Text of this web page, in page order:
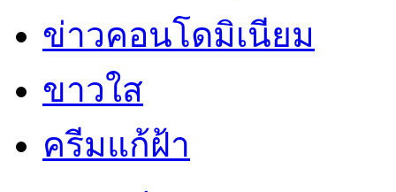
ข่าวคอนโดมิเนียม
ขาวใส
ครีมแก้ฝ้า